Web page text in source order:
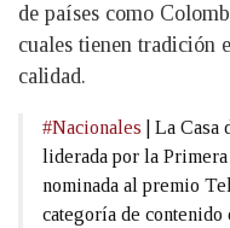
de países como
cuales tienen tradición
calidad.
#Nacionales | La Casa
liderada por la
nominada al premio
categoría de contenido